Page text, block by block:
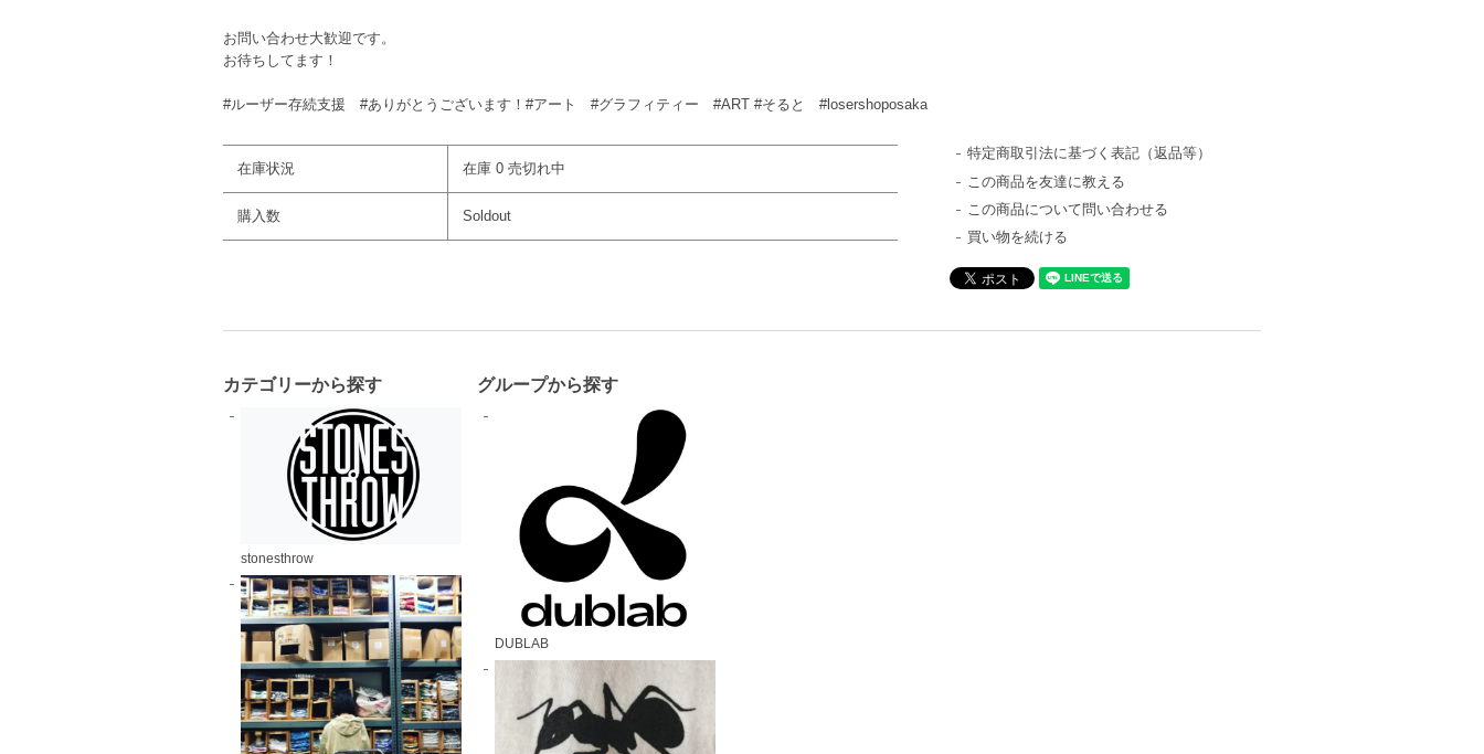
お問い合わせ大歓迎です。
お待ちしてます！
#ルーザー存続支援 #ありがとうございます！#アート #グラフィティー #ART #そると #losershoposaka
在庫状況 在庫 0 売切れ中
購入数 Soldout
特定商取引法に基づく表記（返品等）
この商品を友達に教える
この商品について問い合わせる
買い物を続ける
カテゴリーから探す
stonesthrow
グループから探す
DUBLAB